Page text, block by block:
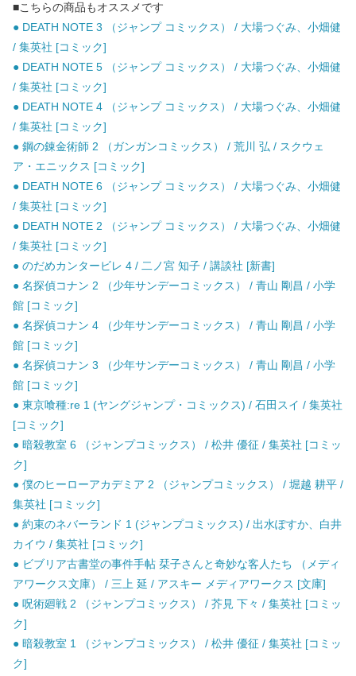
■こちらの商品もオススメです
● DEATH NOTE 3 （ジャンプ コミックス） / 大場つぐみ、小畑健
/ 集英社 [コミック]
● DEATH NOTE 5 （ジャンプ コミックス） / 大場つぐみ、小畑健
/ 集英社 [コミック]
● DEATH NOTE 4 （ジャンプ コミックス） / 大場つぐみ、小畑健
/ 集英社 [コミック]
● 鋼の錬金術師 2 （ガンガンコミックス） / 荒川 弘 / スクウェ
ア・エニックス [コミック]
● DEATH NOTE 6 （ジャンプ コミックス） / 大場つぐみ、小畑健
/ 集英社 [コミック]
● DEATH NOTE 2 （ジャンプ コミックス） / 大場つぐみ、小畑健
/ 集英社 [コミック]
● のだめカンタービレ 4 / 二ノ宮 知子 / 講談社 [新書]
● 名探偵コナン 2 （少年サンデーコミックス） / 青山 剛昌 / 小学
館 [コミック]
● 名探偵コナン 4 （少年サンデーコミックス） / 青山 剛昌 / 小学
館 [コミック]
● 名探偵コナン 3 （少年サンデーコミックス） / 青山 剛昌 / 小学
館 [コミック]
● 東京喰種:re 1 (ヤングジャンプ・コミックス) / 石田スイ / 集英社
[コミック]
● 暗殺教室 6 （ジャンプコミックス） / 松井 優征 / 集英社 [コミッ
ク]
● 僕のヒーローアカデミア 2 （ジャンプコミックス） / 堀越 耕平 /
集英社 [コミック]
● 約束のネバーランド 1 (ジャンプコミックス) / 出水ぽすか、白井
カイウ / 集英社 [コミック]
● ビブリア古書堂の事件手帖 栞子さんと奇妙な客人たち （メディ
アワークス文庫） / 三上 延 / アスキー メディアワークス [文庫]
● 呪術廻戦 2 （ジャンプコミックス） / 芥見 下々 / 集英社 [コミッ
ク]
● 暗殺教室 1 （ジャンプコミックス） / 松井 優征 / 集英社 [コミッ
ク]